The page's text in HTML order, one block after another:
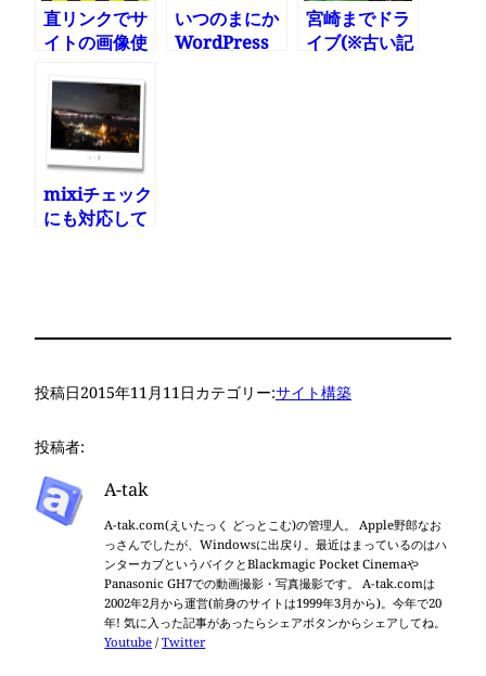
直リンクでサ
イトの画像使
で宣伝画像に
差し替えた
いつのまにか
WordPress
宮崎までドラ
イブ(※古い記
mixiチェック
にも対応して
投稿日2015年11月11日カテゴリー:サイト構築
投稿者:
A-tak
A-tak.com(えいたっく どっとこむ)の管理人。 Apple野郎なお
っさんでしたが、Windowsに出戻り。最近はまっているのはハ
ンターカブというバイクとBlackmagic Pocket Cinemaや
Panasonic GH7での動画撮影・写真撮影です。 A-tak.comは
2002年2月から運営(前身のサイトは1999年3月から)。今年で20
年! 気に入った記事があったらシェアボタンからシェアしてね。
Youtube /Twitter